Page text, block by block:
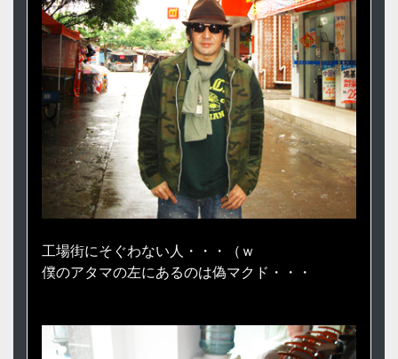
工場街にそぐわない人・・・（ｗ
僕のアタマの左にあるのは偽マクド・・・